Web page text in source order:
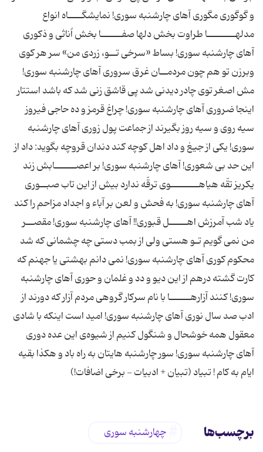
و گوگوری مگوری آهای چارشنبه سوری! نمایشگــــاه انواع
مدلهــــــــا طراوت بخش دلها صفــــــا بخش اُناثی و ذکوری
آهای چارشنبه سوری! بساط «سرخی تــو، زردی من» سر هر کوی
وبرزن تو هم چون مردمــان غرق سروری آهای چارشنبه سوری!
مش اصغر توی چادر دیدنی شد پی قاشق زنی شد که باشد استتار
اینجا ضروری آهای چارشنبه سوری! چراغ قرمز و ده حاجی فیروز
سیه روی و سیه روز بگیرند از جماعت پول زوری آهای چارشنبه
سوری! یکی از جیغ و داد اهل کوچه کند دندان قروچه بگوید: داد از
این حد بی شعوری! آهای چارشنبه سوری! بر اعصــــــابش زند
یکریز تقّه هیاهــــــــوی ترقّه ندارد بیش از این تاب صبــوری
آهای چارشنبه سوری! به فحش و لعن بر آباء و اجداد مزاحم را کند
یاد شب آمرزش اهـــــل قبوری!! آهای چارشنبه سوری! مقصــر
من نمی گویم تـو هستی ولی از بمب دستی چه چشمانی که شد
محکوم کوری آهای چارشنبه سوری! نمی دانم بهشتی یا جهنم که
کارت گشته درهم از این دیو و دد و غلمان و حوری آهای چارشنبه
سوری! کنند آزارهــــــا با نام سرکار گروهی مردم آزار که دورند از
ادب صد سال نوری آهای چارشنبه سوری! امید است اینکه با شادی
معقول همه خوشحال و شنگول کنیم از شیوه‌ی این عده دوری
آهای چارشنبه سوری! سور چارشنبه هایتان به راه باد و هکذا بقیه
ایام به کام ! تبیاد (تبیان + ادبیات - برخی اضافات!)
برچسب‌ها چهارشنبه سوری